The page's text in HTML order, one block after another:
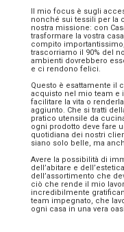
Il mio focus è sugli
nonché sui tessili per la
nostra missione: con
trasformare la vostra
compito
trascorriamo il 90% del
ambienti dovrebbero
e ci rendono felici.
Questo è esattamente il
acquisto nel mio team e
facilitare la vita o
aggiunto. Che si tratti
pratico utensile da
ogni prodotto deve fare
quotidiana dei nostri
siano solo belle, ma
Avere la possibilità di
dell’abitare e
dell’assortimento che
ciò che rende il mio
incredibilmente
team impegnato, che
ogni casa in una vera